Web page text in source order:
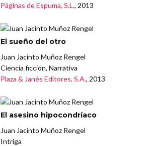
Páginas de Espuma, S.L., 2013
El sueño del otro
Juan Jacinto Muñoz Rengel
Ciencia ficción, Narrativa
Plaza & Janés Editores, S.A., 2013
El asesino hipocondríaco
Juan Jacinto Muñoz Rengel
Intriga